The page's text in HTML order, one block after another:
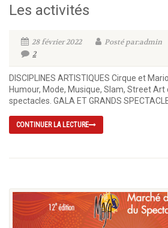
Les activités
28 février 2022 Posté par:admin
2
DISCIPLINES ARTISTIQUES Cirque et
Humour, Mode, Musique, Slam, Street
spectacles. GALA ET GRANDS
CONTINUER LA LECTURE